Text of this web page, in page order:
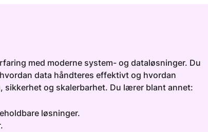
med moderne system- og dataløsninger. Du
data håndteres effektivt og hvordan
og skalerbarhet. Du lærer blant annet:
løsninger.